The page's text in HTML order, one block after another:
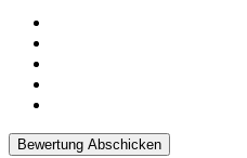
Bewertung Abschicken